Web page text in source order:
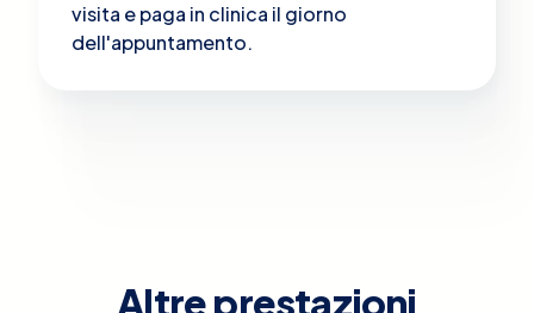
visita e paga in clinica il giorno
dell'appuntamento.
Altre prestazioni